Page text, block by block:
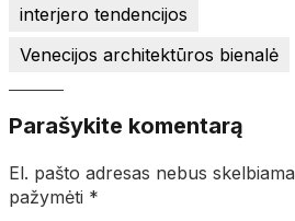
interjero tendencijos
Venecijos architektūros bienalė
Parašykite komentarą
El. pašto adresas nebus
pažymėti *